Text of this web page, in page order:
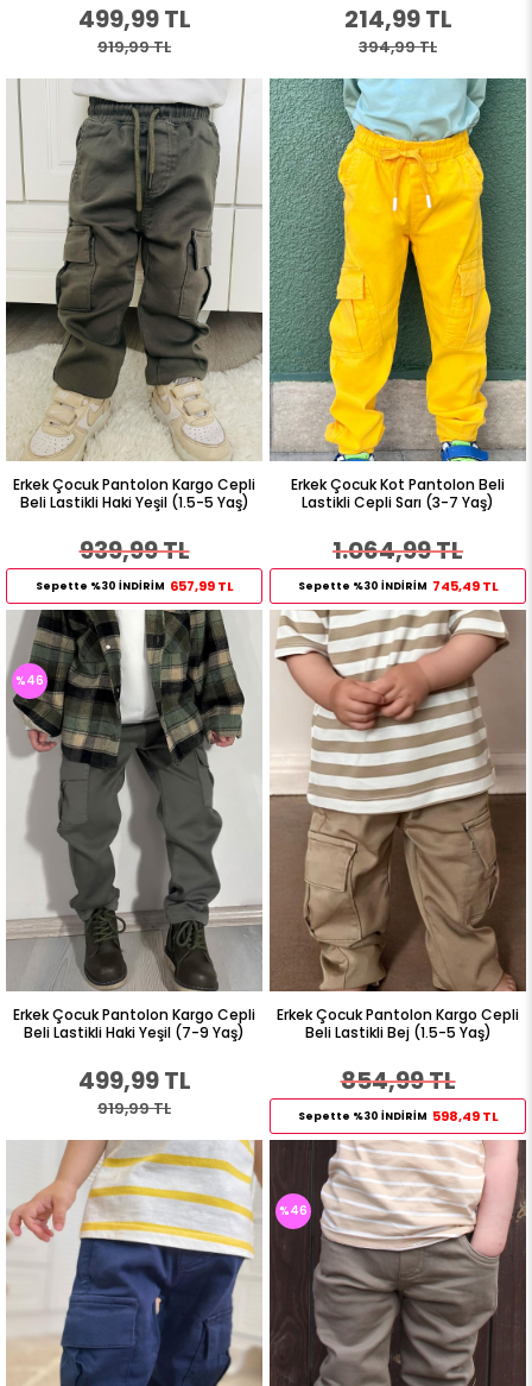
499,99 TL
919,99 TL
214,99 TL
394,99 TL
Erkek Çocuk Pantolon Kargo Cepli
Beli Lastikli Haki Yeşil (1.5-5 Yaş)
939,99 TL
Sepette %30 İNDİRİM 657,99 TL
Erkek Çocuk Kot Pantolon Beli
Lastikli Cepli Sarı (3-7 Yaş)
1.064,99 TL
Sepette %30 İNDİRİM 745,49 TL
Erkek Çocuk Pantolon Kargo Cepli
Beli Lastikli Haki Yeşil (7-9 Yaş)
499,99 TL
919,99 TL
%46
Erkek Çocuk Pantolon Kargo Cepli
Beli Lastikli Bej (1.5-5 Yaş)
854,99 TL
Sepette %30 İNDİRİM 598,49 TL
%46